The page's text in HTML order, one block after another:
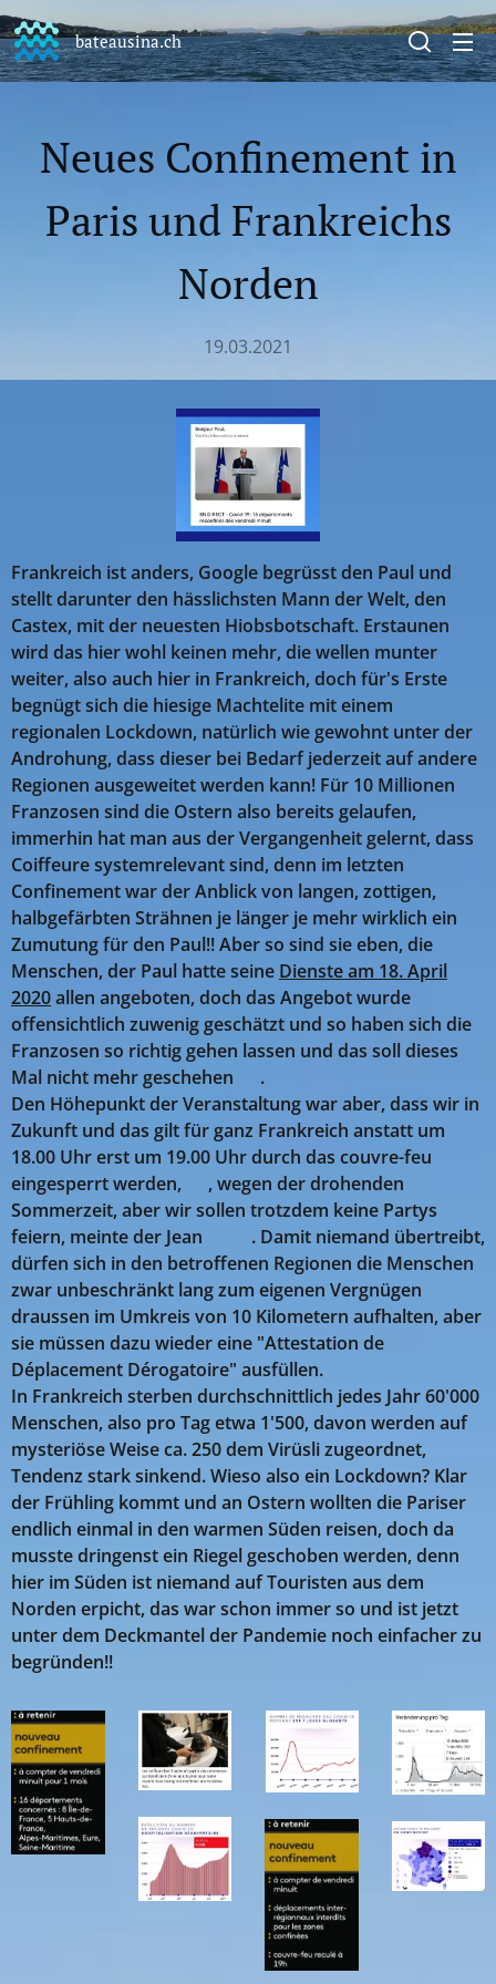
bateausina.ch
Neues Confinement in
Paris und Frankreichs
Norden
19.03.2021
Frankreich ist anders, Google begrüsst den Paul und
stellt darunter den hässlichsten Mann der Welt, den
Castex, mit der neuesten Hiobsbotschaft. Erstaunen
wird das hier wohl keinen mehr, die wellen munter
weiter, also auch hier in Frankreich, doch für's Erste
begnügt sich die hiesige Machtelite mit einem
regionalen Lockdown, natürlich wie gewohnt unter der
Androhung, dass dieser bei Bedarf jederzeit auf andere
Regionen ausgeweitet werden kann! Für 10 Millionen
Franzosen sind die Ostern also bereits gelaufen,
immerhin hat man aus der Vergangenheit gelernt, dass
Coiffeure systemrelevant sind, denn im letzten
Confinement war der Anblick von langen, zottigen,
halbgefärbten Strähnen je länger je mehr wirklich ein
Zumutung für den Paul!! Aber so sind sie eben, die
Menschen, der Paul hatte seine Dienste am 18. April
2020allen angeboten, doch das Angebot wurde
offensichtlich zuwenig geschätzt und so haben sich die
Franzosen so richtig gehen lassen und das soll dieses
Mal nicht mehr geschehen 🤣.
Den Höhepunkt der Veranstaltung war aber, dass wir in
Zukunft und das gilt für ganz Frankreich anstatt um
18.00 Uhr erst um 19.00 Uhr durch das couvre-feu
eingesperrt werden, 😉, wegen der drohenden
Sommerzeit, aber wir sollen trotzdem keine Partys
feiern, meinte der Jean 🤣🤣. Damit niemand übertreibt,
dürfen sich in den betroffenen Regionen die Menschen
zwar unbeschränkt lang zum eigenen Vergnügen
draussen im Umkreis von 10 Kilometern aufhalten, aber
sie müssen dazu wieder eine "Attestation de
Déplacement Dérogatoire" ausfüllen.
In Frankreich sterben durchschnittlich jedes Jahr 60'000
Menschen, also pro Tag etwa 1'500, davon werden auf
mysteriöse Weise ca. 250 dem Virüsli zugeordnet,
Tendenz stark sinkend. Wieso also ein Lockdown? Klar
der Frühling kommt und an Ostern wollten die Pariser
endlich einmal in den warmen Süden reisen, doch da
musste dringenst ein Riegel geschoben werden, denn
hier im Süden ist niemand auf Touristen aus dem
Norden erpicht, das war schon immer so und ist jetzt
unter dem Deckmantel der Pandemie noch einfacher zu
begründen!!